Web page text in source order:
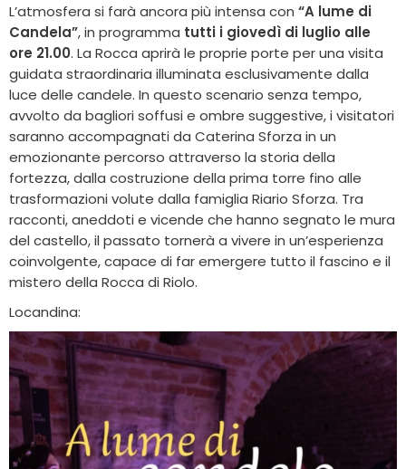
L’atmosfera si farà ancora più intensa con “A lume di
Candela”, in programma tutti i giovedì di luglio alle
ore 21.00. La Rocca aprirà le proprie porte per una visita
guidata straordinaria illuminata esclusivamente dalla
luce delle candele. In questo scenario senza tempo,
avvolto da bagliori soffusi e ombre suggestive, i visitatori
saranno accompagnati da Caterina Sforza in un
emozionante percorso attraverso la storia della
fortezza, dalla costruzione della prima torre fino alle
trasformazioni volute dalla famiglia Riario Sforza. Tra
racconti, aneddoti e vicende che hanno segnato le mura
del castello, il passato tornerà a vivere in un’esperienza
coinvolgente, capace di far emergere tutto il fascino e il
mistero della Rocca di Riolo.
Locandina: